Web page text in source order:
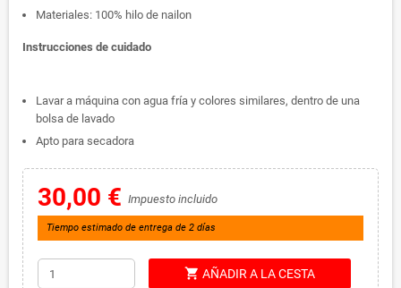
Materiales: 100% hilo de nailon
Instrucciones de cuidado
Lavar a máquina con agua fría y colores similares, dentro de una
bolsa de lavado
Apto para secadora
30,00 € Impuesto incluido
Tiempo estimado de entrega de 2 días
shopping_cart AÑADIR A LA CESTA